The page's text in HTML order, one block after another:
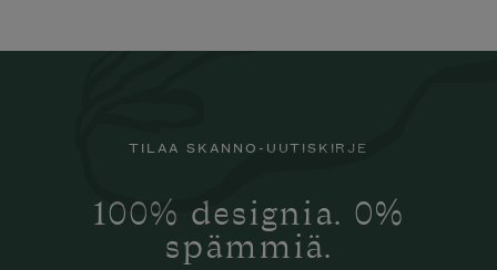
TILAA SKANNO-UUTISKIRJE
100% designia. 0%
spämmiä.